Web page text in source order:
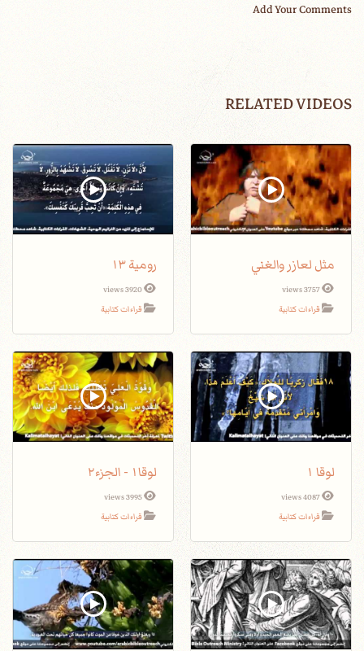
Add Your Comments
RELATED VIDEOS
مثل لعازر والغني
3757 views
قراءات كتابية
رومية ١٣
3920 views
قراءات كتابية
لوقا ١
4087 views
قراءات كتابية
لوقا١ - الجزء٢
3995 views
قراءات كتابية